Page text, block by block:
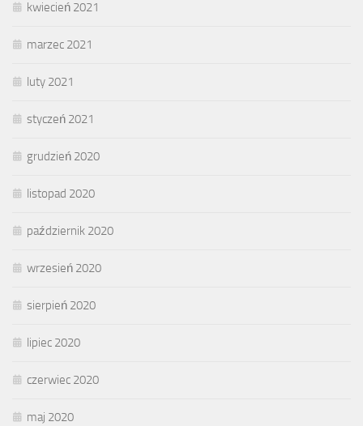
kwiecień 2021
marzec 2021
luty 2021
styczeń 2021
grudzień 2020
listopad 2020
październik 2020
wrzesień 2020
sierpień 2020
lipiec 2020
czerwiec 2020
maj 2020